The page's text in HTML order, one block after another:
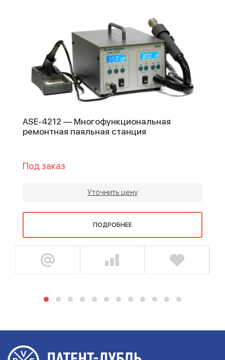
ASE-4212 — Многофункциональная
ремонтная паяльная станция
Под заказ
Уточнить цену
ПОДРОБНЕЕ